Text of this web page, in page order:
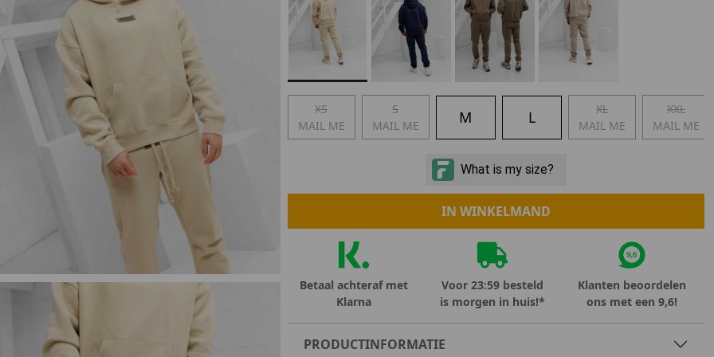
Marokko
Nigeria
Portugal
Spanje
MID SEASON-SALE DAMES MID SEASON-SALE KIDS
XS
MAIL ME
S
MAIL ME
M L
XL
MAIL ME
XXL
MAIL ME
IN WINKELMAND
Betaal achteraf met
Klarna
Voor 23:59 besteld
is morgen in huis!*
Klanten beoordelen
ons met een 9,6!
PRODUCTINFORMATIE